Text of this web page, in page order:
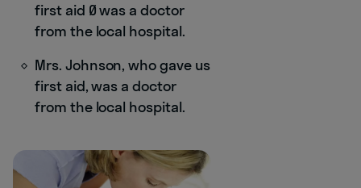
first aid Ø was a doctor
from the local hospital.
Mrs. Johnson, who gave us
first aid, was a doctor
from the local hospital.